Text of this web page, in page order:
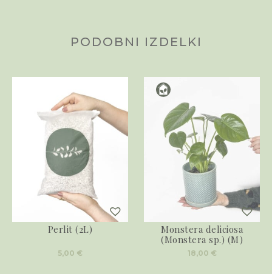
PODOBNI IZDELKI
Perlit (2L)
5,00 €
Monstera deliciosa
(Monstera sp.) (M)
18,00 €